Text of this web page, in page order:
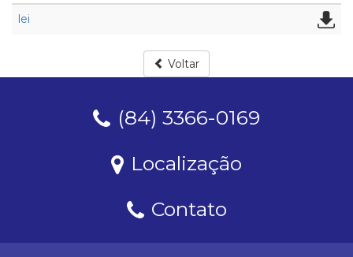
lei
Voltar
(84) 3366-0169
Localização
Contato